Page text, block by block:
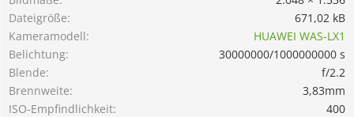
Dateigröße
671,02 kB
Kameramodell
HUAWEI WAS-LX1
Belichtung
30000000/1000000000 s
Blende
f/2.2
Brennweite
3,83mm
ISO-Empfindlichkeit
400